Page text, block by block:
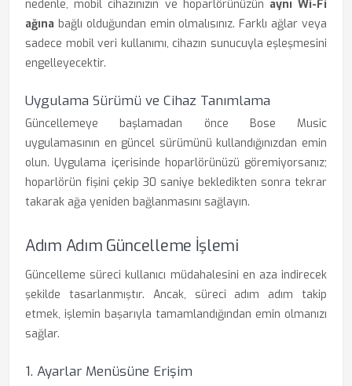
nedenle, mobil cihazınızın ve hoparlörünüzün aynı Wi-Fi
ağına bağlı olduğundan emin olmalısınız. Farklı ağlar veya
sadece mobil veri kullanımı, cihazın sunucuyla eşleşmesini
engelleyecektir.
Uygulama Sürümü ve Cihaz Tanımlama
Güncellemeye başlamadan önce Bose Music
uygulamasının en güncel sürümünü kullandığınızdan emin
olun. Uygulama içerisinde hoparlörünüzü göremiyorsanız;
hoparlörün fişini çekip 30 saniye bekledikten sonra tekrar
takarak ağa yeniden bağlanmasını sağlayın.
Adım Adım Güncelleme İşlemi
Güncelleme süreci kullanıcı müdahalesini en aza indirecek
şekilde tasarlanmıştır. Ancak, süreci adım adım takip
etmek, işlemin başarıyla tamamlandığından emin olmanızı
sağlar.
1. Ayarlar Menüsüne Erişim